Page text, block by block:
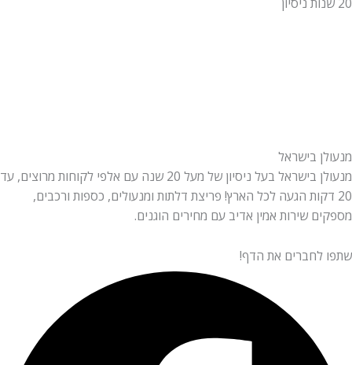
בישראל
מנעולן בישראל בעל ניסיון של מעל 20 שנה עם אלפי לקוחות מרוצים, עד
הגעה לכל הארץ! פריצת דלתות ומנעולים, כספות ורכבים,
שירות אמין אדיב עם מחירים הוגנים.
את הדף!